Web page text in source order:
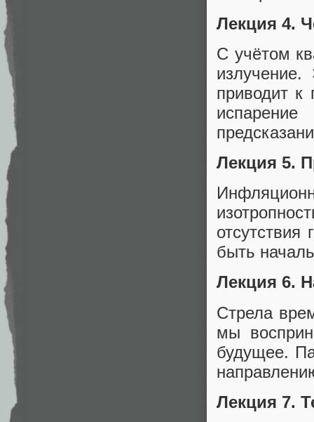
Лекция 4.
С учётом
излучение.
приводит к
Лекция 5.
быть
Лекция 6.
Стрела
мы
будущее.
Лекция 7.